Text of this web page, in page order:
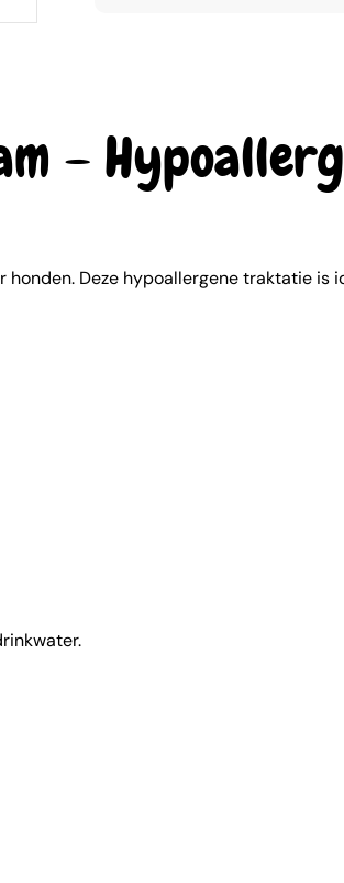
–
honden. Deze hypoallergene traktatie is